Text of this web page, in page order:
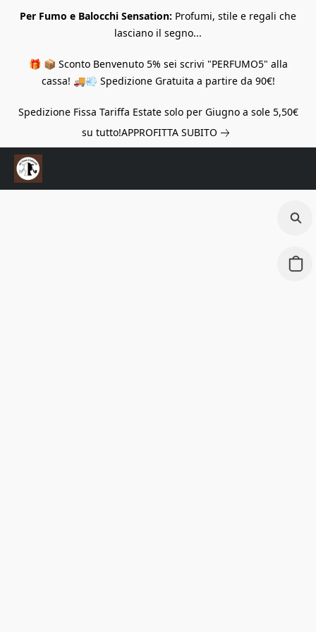
Per Fumo e Balocchi Sensation: Profumi, stile e regali che
lasciano il segno...
🎁 📦 Sconto Benvenuto 5% sei scrivi "PERFUMO5" alla
cassa! 🚚💨 Spedizione Gratuita a partire da 90€!
Spedizione Fissa Tariffa Estate solo per Giugno a sole 5,50€
su tutto!APPROFITTA SUBITO